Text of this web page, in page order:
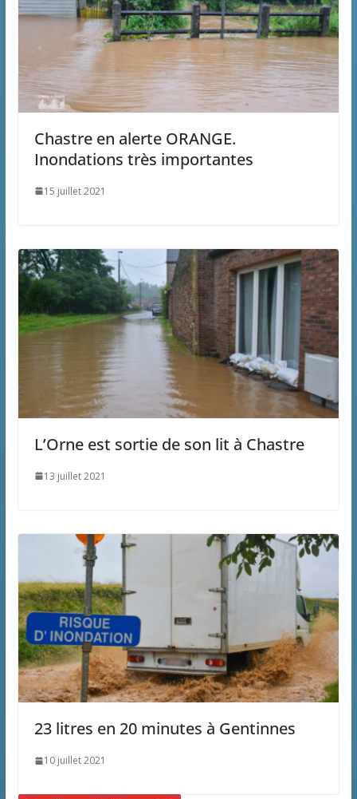
Chastre en alerte ORANGE.
Inondations très importantes
15 juillet 2021
L’Orne est sortie de son lit à Chastre
13 juillet 2021
23 litres en 20 minutes à Gentinnes
10 juillet 2021